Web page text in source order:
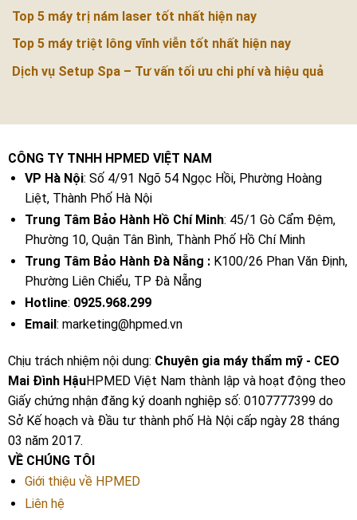
Top 5 máy trị nám laser tốt nhất hiện nay
Top 5 máy triệt lông vĩnh viễn tốt nhất hiện nay
Dịch vụ Setup Spa – Tư vấn tối ưu chi phí và hiệu quả
CÔNG TY TNHH HPMED VIỆT NAM
VP Hà Nội: Số 4/91 Ngõ 54 Ngọc Hồi, Phường Hoàng
Liệt, Thành Phố Hà Nội
Trung Tâm Bảo Hành Hồ Chí Minh: 45/1 Gò Cẩm Đệm,
Phường 10, Quận Tân Bình, Thành Phố Hồ Chí Minh
Trung Tâm Bảo Hành Đà Nẵng :K100/26 Phan Văn Định,
Phường Liên Chiểu, TP Đà Nẵng
Hotline: 0925.968.299
Email: marketing@hpmed.vn
Chịu trách nhiệm nội dung: Chuyên gia máy thẩm mỹ - CEO
Mai Đình HậuHPMED Việt Nam thành lập và hoạt động theo
Giấy chứng nhận đăng ký doanh nghiệp số: 0107777399 do
Sở Kế hoạch và Đầu tư thành phố Hà Nội cấp ngày 28 tháng
03 năm 2017.
VỀ CHÚNG TÔI
Giới thiệu về HPMED
Liên hệ